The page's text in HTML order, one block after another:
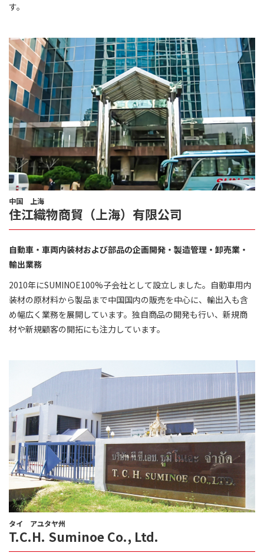
す。
中国 上海
住江織物商貿（上海）有限公司
自動車・車両内装材および部品の企画開発・製造管理・卸売業・
輸出業務
2010年にSUMINOE100%子会社として設立しました。自動車用内
装材の原材料から製品まで中国国内の販売を中心に、輸出入も含
め幅広く業務を展開しています。独自商品の開発も行い、新規商
材や新規顧客の開拓にも注力しています。
タイ アユタヤ州
T.C.H. Suminoe Co., Ltd.